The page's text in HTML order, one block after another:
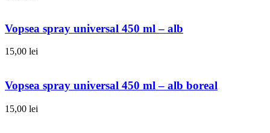
Vopsea spray universal 450 ml – alb
15,00 lei
Vopsea spray universal 450 ml – alb boreal
15,00 lei